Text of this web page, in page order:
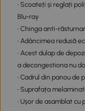
• Scoateți și reglați
Blu-ray
• Chinga anti-
• Adâncimea redusă
• Acest dulap de
a decongestiona nu
• Cadrul din panou
• Suprafața
• Ușor de asamblat